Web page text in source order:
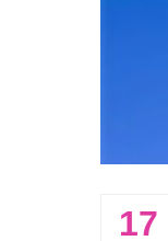
17